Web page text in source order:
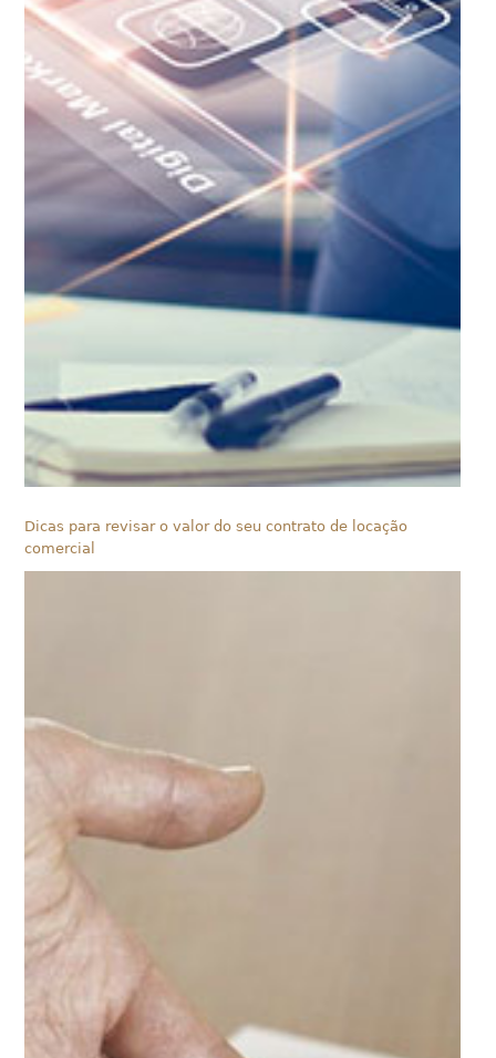
Dicas para revisar o valor do seu contrato de locação
comercial